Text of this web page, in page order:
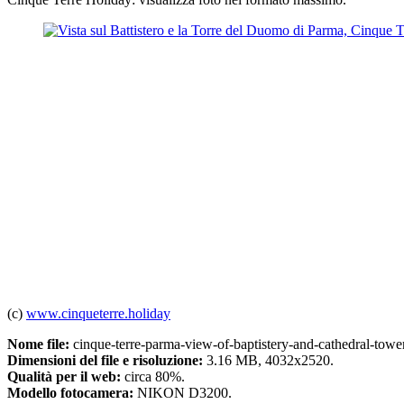
(c) www.cinqueterre.holiday
Nome file: cinque-terre-parma-view-of-baptistery-and-cathedral-
Dimensioni del file e risoluzione: 3.16 MB, 4032x2520.
Qualità per il web: circa 80%.
Modello fotocamera: NIKON D3200.